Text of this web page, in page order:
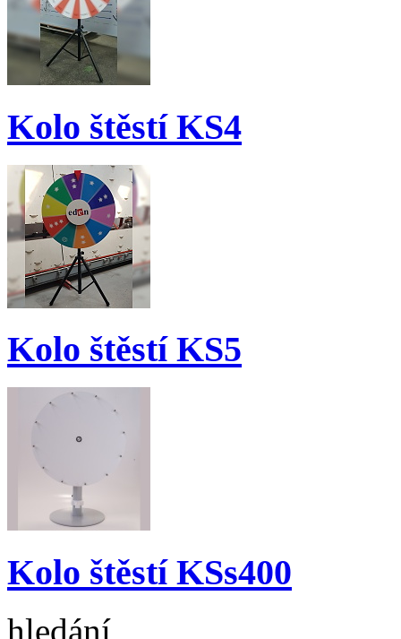
Kolo štěstí KS4
Kolo štěstí KS5
Kolo štěstí KSs400
hledání